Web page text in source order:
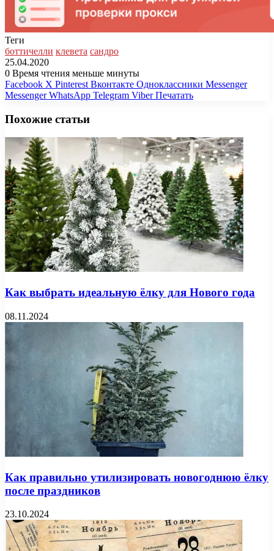
Теги
боттичелли клевета сандро
25.04.2020
0 Время чтения меньше минуты
Facebook X Pinterest Вконтакте Одноклассники Messenger
Messenger WhatsApp Telegram Viber Печатать
Похожие статьи
Как выбрать идеальную ёлку для Нового года
08.11.2024
Как правильно утилизировать новогоднюю ёлку
после праздников
23.10.2024